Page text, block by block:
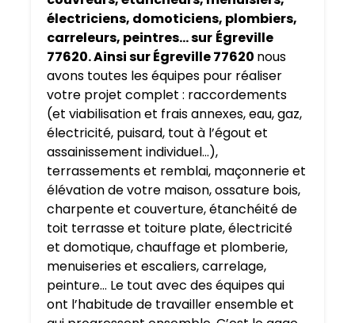
électriciens, domoticiens, plombiers,
carreleurs, peintres… sur Égreville
77620. Ainsi sur Égreville 77620 nous
avons toutes les équipes pour réaliser
votre projet complet : raccordements
(et viabilisation et frais annexes, eau, gaz,
électricité, puisard, tout à l’égout et
assainissement individuel…),
terrassements et remblai, maçonnerie et
élévation de votre maison, ossature bois,
charpente et couverture, étanchéité de
toit terrasse et toiture plate, électricité
et domotique, chauffage et plomberie,
menuiseries et escaliers, carrelage,
peinture… Le tout avec des équipes qui
ont l’habitude de travailler ensemble et